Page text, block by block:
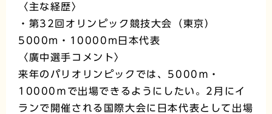
〈主な経歴〉
・第32回オリンピック競技大会（東京）
5000m・10000m日本代表
〈廣中選手コメント〉
来年のパリオリンピックでは、5000ｍ・
10000ｍで出場できるようにしたい。2月にイ
ランで開催される国際大会に日本代表として出場